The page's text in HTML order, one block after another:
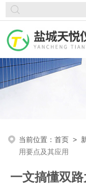
当前位置：首页 >
用要点及其应用
一文搞懂双